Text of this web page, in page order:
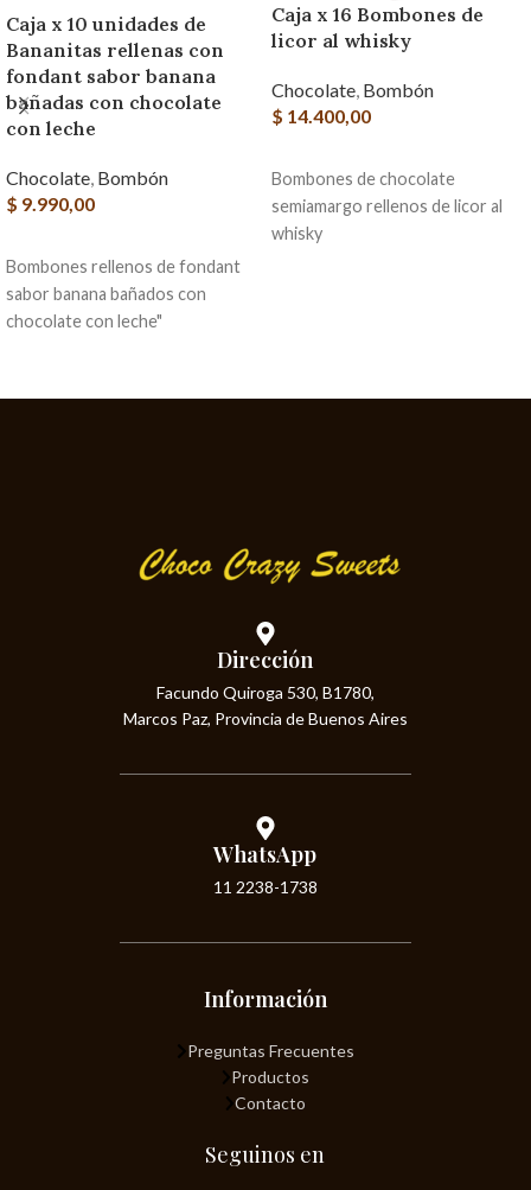
Caja x 10 unidades de
Bananitas rellenas con
fondant sabor banana
bañadas con chocolate
con leche
Chocolate, Bombón
$ 9.990,00
Bombones rellenos de fondant
sabor banana bañados con
chocolate con leche"
Caja x 16 Bombones de
licor al whisky
Chocolate Bombón
$ 14.400,00
Bombones de chocolate
semiamargo rellenos de licor al
whisky
Dirección
Facundo Quiroga 530, B1780,
Marcos Paz, Provincia de Buenos Aires
WhatsApp
11 2238-1738
Información
Preguntas Frecuentes
Productos
Contacto
Seguinos en